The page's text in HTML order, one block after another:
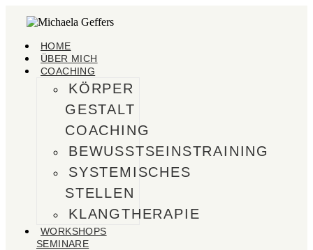
HOME
ÜBER MICH
COACHING
KÖRPER
GESTALT
COACHING
BEWUSSTSEINSTRAINING
SYSTEMISCHES
STELLEN
KLANGTHERAPIE
WORKSHOPS
SEMINARE